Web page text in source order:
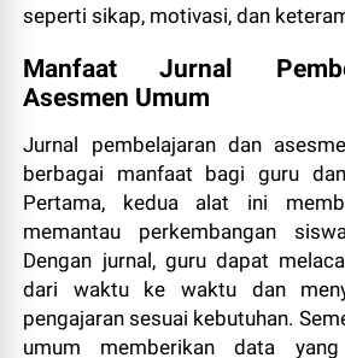
seperti sikap, motivasi, dan
Manfaat Jurnal
Asesmen Umum
Jurnal pembelajaran dan
berbagai manfaat bagi guru
Pertama, kedua alat ini
memantau perkembangan
Dengan jurnal, guru dapat
dari waktu ke waktu dan
pengajaran sesuai kebutuhan.
umum memberikan data